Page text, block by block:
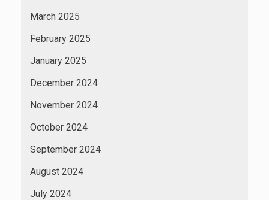
March 2025
February 2025
January 2025
December 2024
November 2024
October 2024
September 2024
August 2024
July 2024